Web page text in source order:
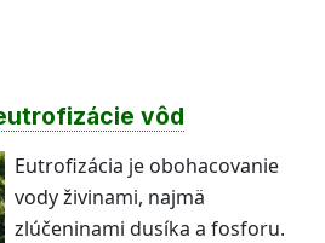
vôd
Eutrofizácia je obohacovanie
vody živinami, najmä
zlúčeninami dusíka a fosforu.